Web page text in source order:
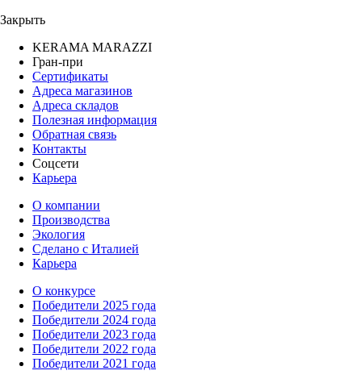
Закрыть
KERAMA MARAZZI
Гран-при
Сертификаты
Адреса магазинов
Адреса складов
Полезная информация
Обратная связь
Контакты
Соцсети
Карьера
О компании
Производства
Экология
Сделано с Италией
Карьера
О конкурсе
Победители 2025 года
Победители 2024 года
Победители 2023 года
Победители 2022 года
Победители 2021 года